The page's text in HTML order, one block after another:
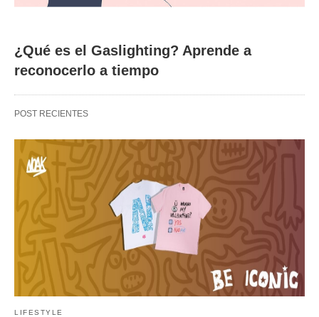
¿Qué es el Gaslighting? Aprende a
reconocerlo a tiempo
POST RECIENTES
LIFESTYLE